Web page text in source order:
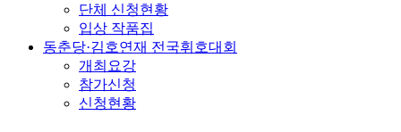
단체 신청현황
입상 작품집
동춘당·김호연재 전국휘호대회
개최요강
참가신청
신청현황